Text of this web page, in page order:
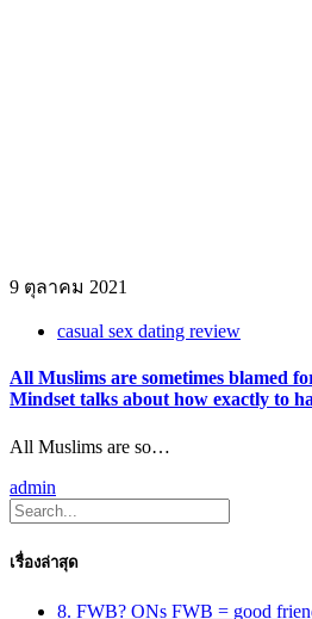
9 ตุลาคม 2021
casual sex dating review
All Muslims are sometimes blamed
Mindset talks about how exactly to
All Muslims are so…
admin
เรื่องล่าสุด
8. FWB? ONs FWB = good